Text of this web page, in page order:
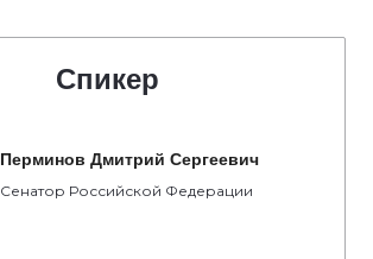
Спикер
Перминов Дмитрий Сергеевич
Сенатор Российской Федерации